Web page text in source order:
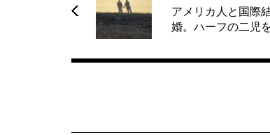
アメリカ人と国際
婚。ハーフの二児